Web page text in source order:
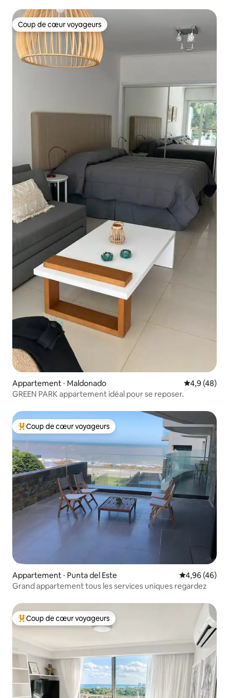
Coup de cœur voyageurs
Coup de cœur voyageurs
Appartement ⋅ Maldonado Évaluation
4,9 (48)
GREEN PARK appartement idéal pour se reposer.
Coups de cœur voyageurs les plus appréciés
Coup de cœur voyageurs
Appartement ⋅ Punta del Este Évaluation
4,96 (46)
Grand appartement tous les services uniques regardez
Coups de cœur voyageurs les plus appréciés
Coup de cœur voyageurs